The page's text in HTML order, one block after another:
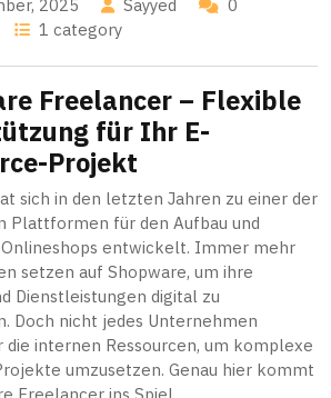
2025 Sayyed
0
1 category
Freelancer – Flexible
für Ihr E-
Projekt
sich in den letzten Jahren zu einer der
Plattformen für den Aufbau und
entwickelt. Immer mehr
setzen auf Shopware, um ihre
Dienstleistungen digital zu
Doch nicht jedes Unternehmen
die internen Ressourcen, um komplexe
umzusetzen. Genau hier kommt